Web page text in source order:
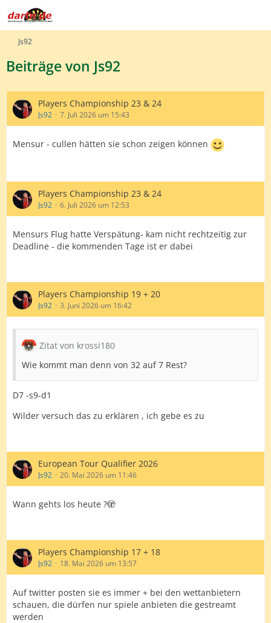
Js92
Beiträge von Js92
Players Championship 23 & 24
Js92 7. Juli 2026 um 15:43
Mensur - cullen hätten sie schon zeigen können
Players Championship 23 & 24
Js92 6. Juli 2026 um 12:53
Mensurs Flug hatte Verspätung- kam nicht rechtzeitig zur
Deadline - die kommenden Tage ist er dabei
Players Championship 19 + 20
Js92 3. Juni 2026 um 16:42
Zitat von krossi180
Wie kommt man denn von 32 auf 7 Rest?
D7 -s9-d1
Wilder versuch das zu erklären , ich gebe es zu
European Tour Qualifier 2026
Js92 20. Mai 2026 um 11:46
Wann gehts los heute ?🫣
Players Championship 17 + 18
Js92 18. Mai 2026 um 13:57
Auf twitter posten sie es immer + bei den wettanbietern
schauen, die dürfen nur spiele anbieten die gestreamt
werden